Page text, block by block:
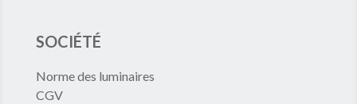
SOCIÉTÉ
Norme des luminaires
CGV